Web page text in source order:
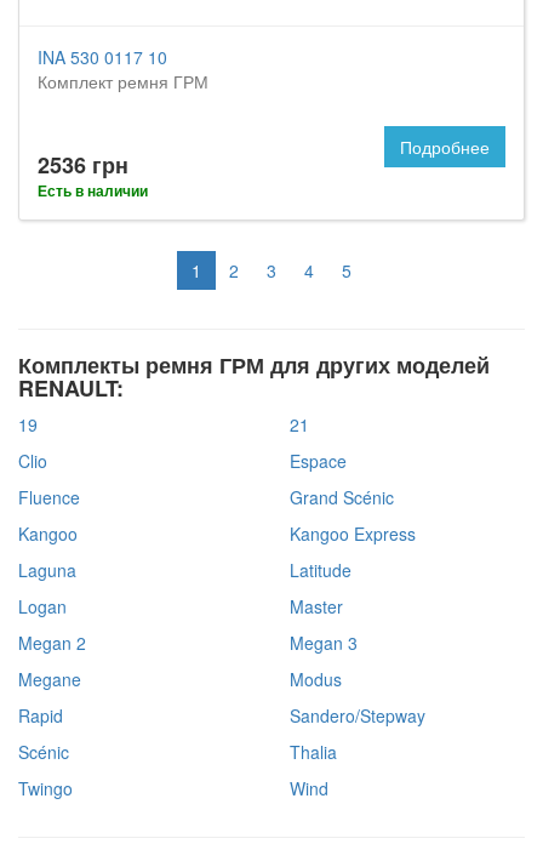
INA 530 0117 10
Комплект ремня ГРМ
2536 грн
Есть в наличии
Подробнее
1 2 3 4 5
Комплекты ремня ГРМ для других моделей
RENAULT:
19
21
Clio
Espace
Fluence
Grand Scénic
Kangoo
Kangoo Express
Laguna
Latitude
Logan
Master
Megan 2
Megan 3
Megane
Modus
Rapid
Sandero/Stepway
Scénic
Thalia
Twingo
Wind